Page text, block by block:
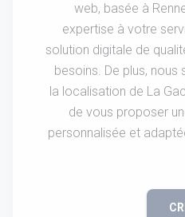
web, basée à
expertise à votre
solution digitale de
besoins. De plus,
la localisation de La
de vous proposer
personnalisée et